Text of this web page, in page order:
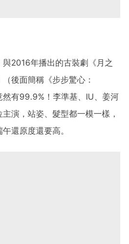
2016年播出的古裝劇《月之
後面簡稱《步步驚心：
然有99.9%！李準基、IU、姜河
演，站姿、髮型都一模一樣，
還原度還要高。